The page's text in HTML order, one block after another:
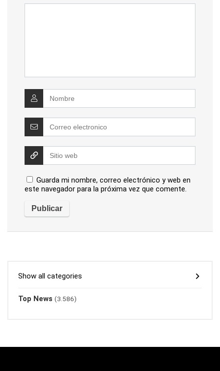
Guarda mi nombre, correo electrónico y web en
este navegador para la próxima vez que comente.
Show all categories
Top News (3.586)